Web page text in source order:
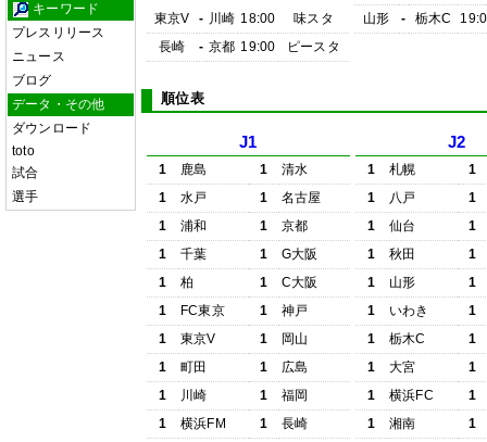
キーワード
プレスリリース
ニュース
ブログ
データ・その他
ダウンロード
toto
試合
選手
東京V
- 川崎 18:00
味スタ
長崎
- 京都 19:00 ピースタ
山形
- 栃木C
順位表
J1
1 鹿島 1
清水
1
水戸 1
名古屋
1
浦和 1
京都
1
千葉 1
G大阪
1
柏 1
C大阪
1
FC東京 1
神戸
1
東京V 1
岡山
1
町田 1
広島
1
川崎 1
福岡
1
横浜FM 1 長崎
J2
1 札幌
1
1
八戸
1
1
仙台
1
1
秋田
1
1
山形
1
1
いわき
1
1
栃木C
1
1
大宮
1
1
横浜FC
1
1
湘南 1